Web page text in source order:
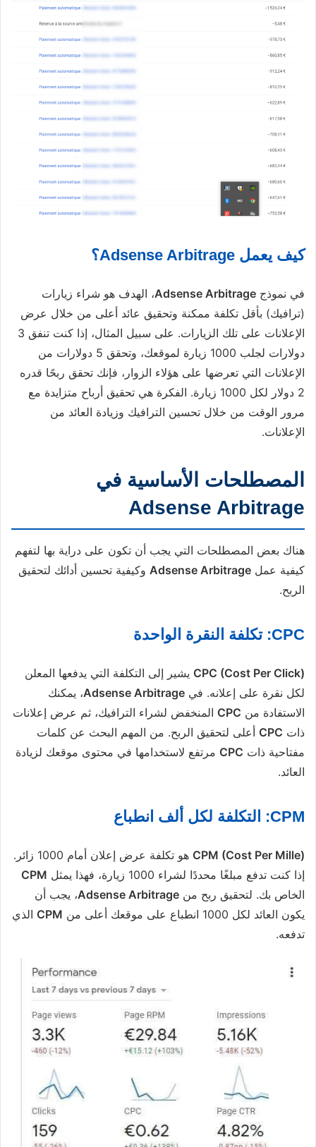
كيف يعمل Adsense Arbitrage؟
في نموذج Adsense Arbitrage، الهدف هو شراء زيارات
(ترافيك) بأقل تكلفة ممكنة وتحقيق عائد أعلى من خلال عرض
الإعلانات على تلك الزيارات. على سبيل المثال، إذا كنت تنفق 3
دولارات لجلب 1000 زيارة لموقعك، وتحقق 5 دولارات من
الإعلانات التي تعرضها على هؤلاء الزوار، فإنك تحقق ربحًا قدره
2 دولار لكل 1000 زيارة. الفكرة هي تحقيق أرباح متزايدة مع
مرور الوقت من خلال تحسين الترافيك وزيادة العائد من
الإعلانات.
المصطلحات الأساسية في
Adsense Arbitrage
هناك بعض المصطلحات التي يجب أن تكون على دراية بها لتفهم
كيفية عمل Adsense Arbitrage وكيفية تحسين أدائك لتحقيق
الربح.
CPC: تكلفة النقرة الواحدة
CPC (Cost Per Click) يشير إلى التكلفة التي يدفعها المعلن
لكل نقرة على إعلانه. في Adsense Arbitrage، يمكنك
الاستفادة من CPC المنخفض لشراء الترافيك، ثم عرض إعلانات
ذات CPC أعلى لتحقيق الربح. من المهم البحث عن كلمات
مفتاحية ذات CPC مرتفع لاستخدامها في محتوى موقعك لزيادة
العائد.
CPM: التكلفة لكل ألف انطباع
CPM (Cost Per Mille)
هو تكلفة عرض إعلان أمام 1000 زائر.
إذا كنت تدفع مبلغًا محددًا لشراء 1000 زيارة، فهذا يمثل
CPM
الخاص بك. لتحقيق ربح من Adsense Arbitrage، يجب أن
يكون العائد لكل 1000 انطباع على موقعك أعلى من
CPM الذي
تدفعه.